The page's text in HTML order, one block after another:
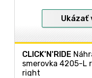
Ukázať
CLICK'N'RIDE
smerovka 4205-
right